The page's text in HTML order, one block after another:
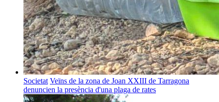
Societat Veïns de la zona de Joan XXIII de Tarragona
denuncien la presència d'una plaga de rates